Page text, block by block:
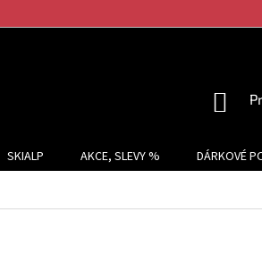
SKIALP AKCE, SLEVY % DÁRKOVÉ